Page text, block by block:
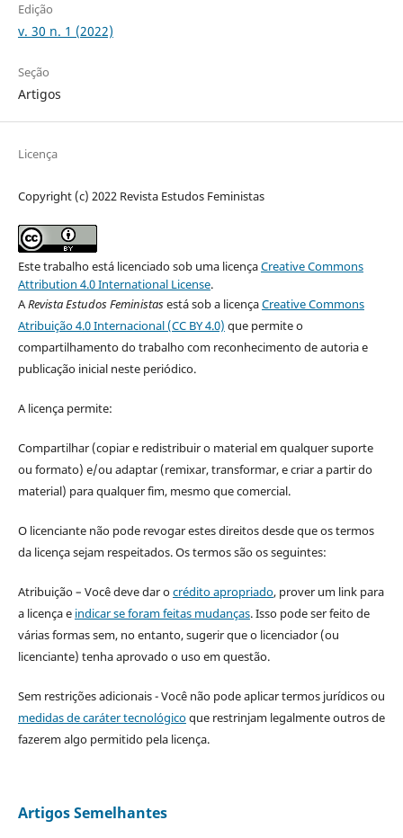
Edição
v. 30 n. 1 (2022)
Seção
Artigos
Licença
Copyright (c) 2022 Revista Estudos Feministas
Este trabalho está licenciado sob uma licençaCreative Commons
Attribution 4.0 International License.
ARevista Estudos Feministasestá sob a licençaCreative Commons
Atribuição 4.0 Internacional (CC BY 4.0) que permite o
compartilhamento do trabalho com reconhecimento de autoria e
publicação inicial neste periódico.
A licença permite:
Compartilhar (copiar e redistribuir o material em qualquer suporte
ou formato) e/ou adaptar (remixar, transformar, e criar a partir do
material) para qualquer fim, mesmo que comercial.
O licenciante não pode revogar estes direitos desde que os termos
da licença sejam respeitados. Os termos são os seguintes:
Atribuição – Você deve dar ocrédito apropriado, prover um link para
a licença e indicar se foram feitas mudanças. Isso pode ser feito de
várias formas sem, no entanto, sugerir que o licenciador (ou
licenciante) tenha aprovado o uso em questão.
Sem restrições adicionais - Você não pode aplicar termos jurídicos ou
medidas de caráter tecnológicoque restrinjam legalmente outros de
fazerem algo permitido pela licença.
Artigos Semelhantes